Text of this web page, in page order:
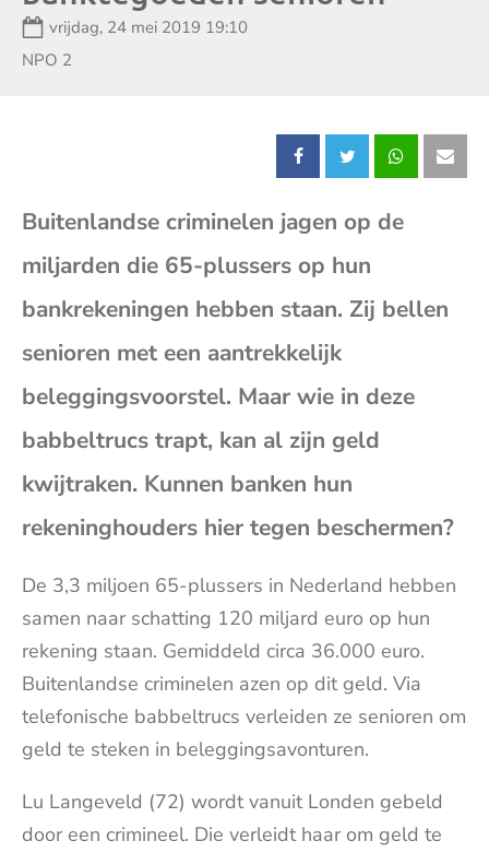
Datum:
vrijdag, 24 mei 2019 19:10
Zender:
NPO 2
Deel
dit
bericht
op
Facebook
Deel
dit
X
Deel
dit
je
Buitenlandse criminelen jagen op de
miljarden die 65-plussers op hun
bankrekeningen hebben staan. Zij bellen
senioren met een aantrekkelijk
beleggingsvoorstel. Maar wie in deze
babbeltrucs trapt, kan al zijn geld
kwijtraken. Kunnen banken hun
rekeninghouders hier tegen beschermen?
De 3,3 miljoen 65-plussers in Nederland hebben
samen naar schatting 120 miljard euro op hun
rekening staan. Gemiddeld circa 36.000 euro.
Buitenlandse criminelen azen op dit geld. Via
telefonische babbeltrucs verleiden ze senioren om
geld te steken in beleggingsavonturen.
Lu Langeveld (72) wordt vanuit Londen gebeld
door een crimineel. Die verleidt haar om geld te